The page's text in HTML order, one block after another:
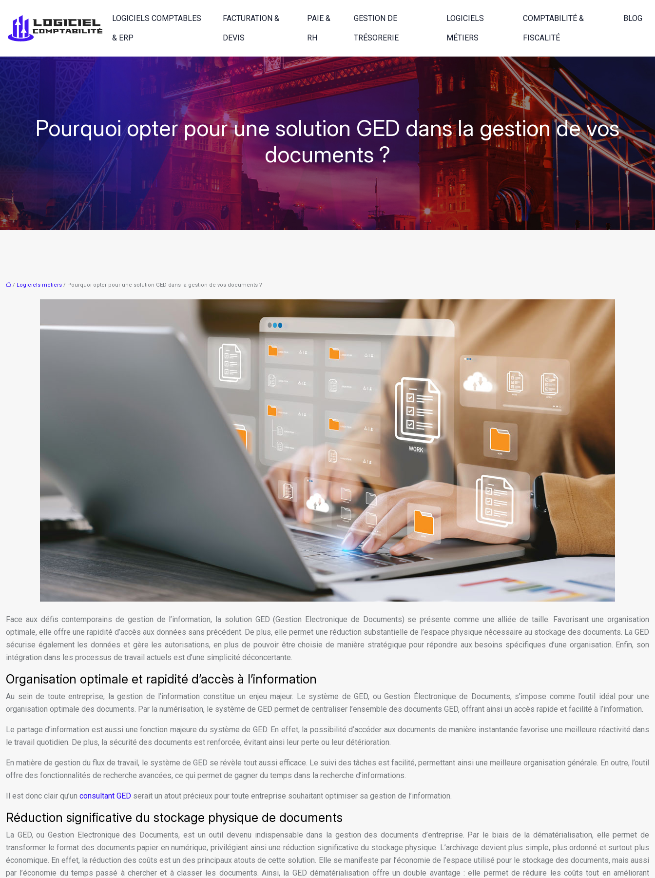
LOGICIELS COMPTABLES
& ERP
FACTURATION &
DEVIS
PAIE &
RH
GESTION DE
TRÉSORERIE
LOGICIELS
MÉTIERS
COMPTABILITÉ &
FISCALITÉ
BLOG
Pourquoi opter pour une solution GED dans la gestion de vos
documents ?
/ Logiciels métiers / Pourquoi opter pour une solution GED dans la gestion de vos documents ?
Face aux défis contemporains de gestion de l’information, la solution GED (Gestion Electronique de Documents) se présente comme une alliée de taille. Favorisant une organisation
optimale, elle offre une rapidité d’accès aux données sans précédent. De plus, elle permet une réduction substantielle de l’espace physique nécessaire au stockage des documents. La GED
sécurise également les données et gère les autorisations, en plus de pouvoir être choisie de manière stratégique pour répondre aux besoins spécifiques d’une organisation. Enfin, son
intégration dans les processus de travail actuels est d’une simplicité déconcertante.
Organisation optimale et rapidité d’accès à l’information
Au sein de toute entreprise, la gestion de l’information constitue un enjeu majeur. Le système de GED, ou Gestion Électronique de Documents, s’impose comme l’outil idéal pour une
organisation optimale des documents. Par la numérisation, le système de GED permet de centraliser l’ensemble des documents GED, offrant ainsi un accès rapide et facilité à l’information.
Le partage d’information est aussi une fonction majeure du système de GED. En effet, la possibilité d’accéder aux documents de manière instantanée favorise une meilleure réactivité dans
le travail quotidien. De plus, la sécurité des documents est renforcée, évitant ainsi leur perte ou leur détérioration.
En matière de gestion du flux de travail, le système de GED se révèle tout aussi efficace. Le suivi des tâches est facilité, permettant ainsi une meilleure organisation générale. En outre, l’outil
offre des fonctionnalités de recherche avancées, ce qui permet de gagner du temps dans la recherche d’informations.
Il est donc clair qu’un consultant GED serait un atout précieux pour toute entreprise souhaitant optimiser sa gestion de l’information.
Réduction significative du stockage physique de documents
La GED, ou Gestion Electronique des Documents, est un outil devenu indispensable dans la gestion des documents d’entreprise. Par le biais de la dématérialisation, elle permet de
transformer le format des documents papier en numérique, privilégiant ainsi une réduction significative du stockage physique. L’archivage devient plus simple, plus ordonné et surtout plus
économique. En effet, la réduction des coûts est un des principaux atouts de cette solution. Elle se manifeste par l’économie de l’espace utilisé pour le stockage des documents, mais aussi
par l’économie du temps passé à chercher et à classer les documents. Ainsi, la GED dématérialisation offre un double avantage : elle permet de réduire les coûts tout en améliorant